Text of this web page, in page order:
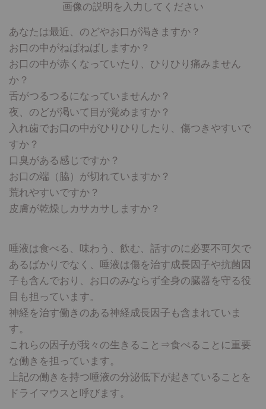
画像の説明を入力してください
あなたは最近、のどやお口が渇きますか？
お口の中がねばねばしますか？
お口の中が赤くなっていたり、ひりひり痛みません
か？
舌がつるつるになっていませんか？
夜、のどが渇いて目が覚めますか？
入れ歯でお口の中がひりひりしたり、傷つきやすいで
すか？
口臭がある感じですか？
お口の端（脇）が切れていますか？
荒れやすいですか？
皮膚が乾燥しカサカサしますか？
唾液は食べる、味わう、飲む、話すのに必要不可欠で
あるばかりでなく、唾液は傷を治す成長因子や抗菌因
子も含んでおり、お口のみならず全身の臓器を守る役
目も担っています。
神経を治す働きのある神経成長因子も含まれていま
す。
これらの因子が我々の生きること⇒食べることに重要
な働きを担っています。
上記の働きを持つ唾液の分泌低下が起きていることを
ドライマウスと呼びます。